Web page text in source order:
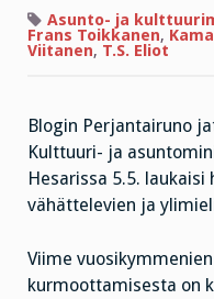
Asunto- ja
Frans Toikkanen,
Viitanen, T.S. Eliot
Blogin Perjantairuno
Kulttuuri- ja
Hesarissa 5.5.
vähättelevien ja
Viime
kurmoottamisesta on